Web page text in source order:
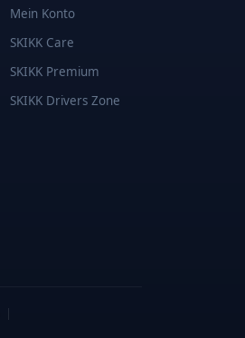
Mein Konto
SKIKK Care
SKIKK Premium
SKIKK Drivers Zone
|